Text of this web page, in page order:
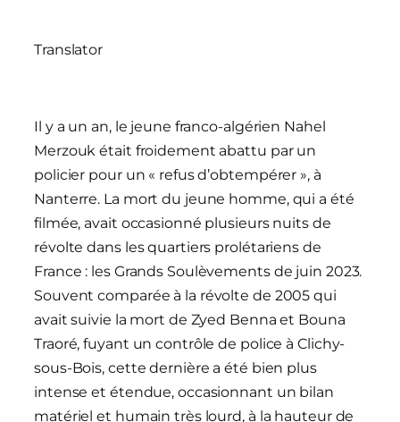
Translator
Il y a un an, le jeune franco-algérien Nahel
Merzouk était froidement abattu par un
policier pour un « refus d’obtempérer », à
Nanterre. La mort du jeune homme, qui a été
filmée, avait occasionné plusieurs nuits de
révolte dans les quartiers prolétariens de
France : les Grands Soulèvements de juin 2023.
Souvent comparée à la révolte de 2005 qui
avait suivie la mort de Zyed Benna et Bouna
Traoré, fuyant un contrôle de police à Clichy-
sous-Bois, cette dernière a été bien plus
intense et étendue, occasionnant un bilan
matériel et humain très lourd, à la hauteur de